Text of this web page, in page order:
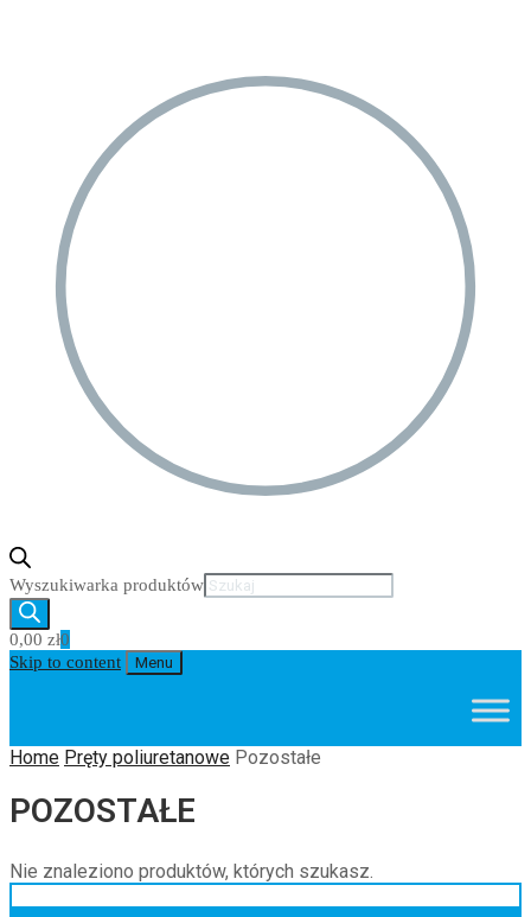
Wyszukiwarka produktów
0,00 zł0
Skip to content
Menu
Home Pręty poliuretanowe Pozostałe
POZOSTAŁE
Nie znaleziono produktów, których szukasz.